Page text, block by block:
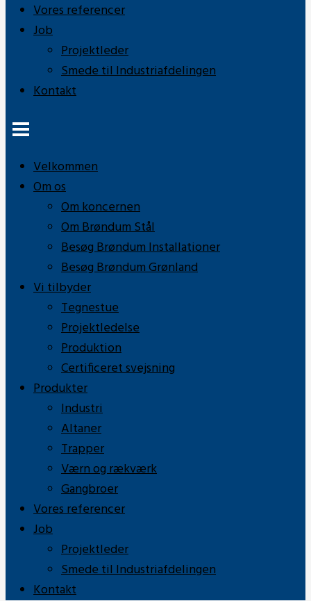
Vores referencer
Job
Projektleder
Smede til Industriafdelingen
Kontakt
Velkommen
Om os
Om koncernen
Om Brøndum Stål
Besøg Brøndum Installationer
Besøg Brøndum Grønland
Vi tilbyder
Tegnestue
Projektledelse
Produktion
Certificeret svejsning
Produkter
Industri
Altaner
Trapper
Værn og rækværk
Gangbroer
Vores referencer
Job
Projektleder
Smede til Industriafdelingen
Kontakt